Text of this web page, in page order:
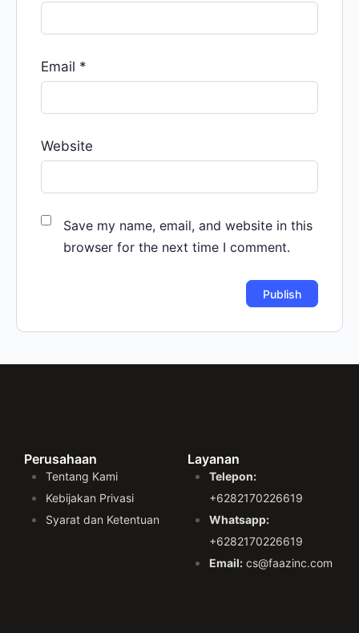
Email *
Website
Save my name, email, and website in this
browser for the next time I comment.
Perusahaan
Tentang Kami
Kebijakan Privasi
Syarat dan Ketentuan
Layanan
Telepon:
+6282170226619
Whatsapp:
+6282170226619
Email: cs@faazinc.com